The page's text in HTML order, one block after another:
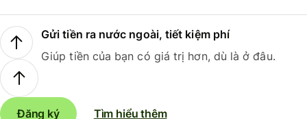
Gửi tiền ra nước ngoài, tiết kiệm phí
Giúp tiền của bạn có giá trị hơn, dù là ở đâu.
Đăng ký Tìm hiểu thêm